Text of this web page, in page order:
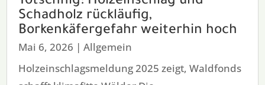
Schadholz rückläufig,
Borkenkäfergefahr weiterhin hoch
Mai 6, 2026 |Allgemein
Holzeinschlagsmeldung 2025 zeigt, Waldfonds